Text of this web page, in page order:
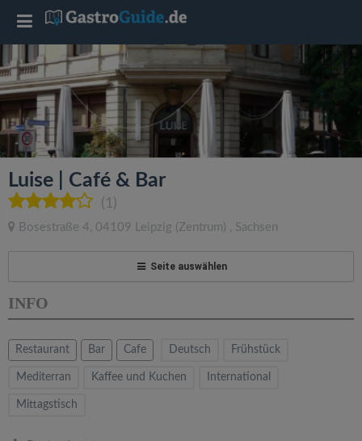
Luise | Café & Bar
(1)
Bosestraße 4, 04109 Leipzig (Zentrum) , Sachsen
Seite auswählen
INFO
Restaurant Bar Cafe Deutsch Frühstück
Mediterran Kaffee und Kuchen International
Mittagstisch
T
o
g
g
l
e
a
v
i